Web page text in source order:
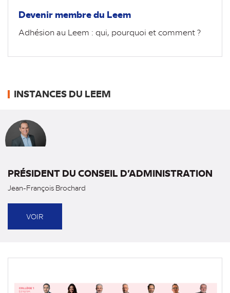
Devenir membre du Leem
Adhésion au Leem : qui, pourquoi et comment ?
INSTANCES DU LEEM
PRÉSIDENT DU CONSEIL D’ADMINISTRATION
Jean-François Brochard
VOIR